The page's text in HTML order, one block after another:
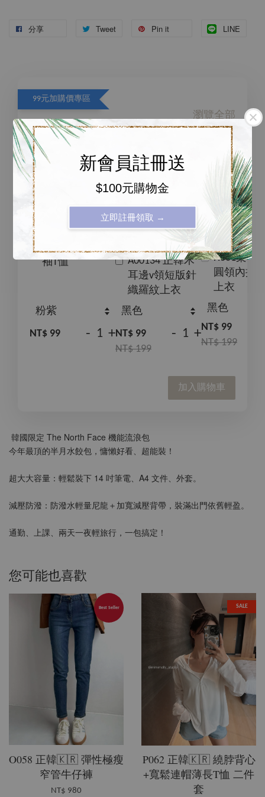
新會員註冊送
$100元購物金
立即註冊領取 →
分享 Tweet Pin it LINE
99元加購價專區
瀏覽全部
D00469正韓糖
袖T恤
NT$ 99 - +
A00134 正韓木
耳邊v領短版針
織羅紋上衣
NT$ 99
NT$ 199
- +
售完
H001柔軟
圓領內搭
上衣
NT$ 99
NT$ 199
加入購物車
韓國限定 The North Face 機能流浪包
今年最頂的半月水餃包，慵懶好看、超能裝！
超大大容量：輕鬆裝下 14 吋筆電、A4 文件、外套。
減壓防潑：防潑水輕量尼龍＋加寬減壓背帶，裝滿出門依舊輕盈。
通勤、上課、兩天一夜輕旅行，一包搞定！
您可能也喜歡
Best Seller
O058 正韓🇰🇷 彈性極瘦
窄管牛仔褲
NT$ 980
SALE
P062 正韓🇰🇷 繞脖背心
+寬鬆連帽薄長T恤 二件
套